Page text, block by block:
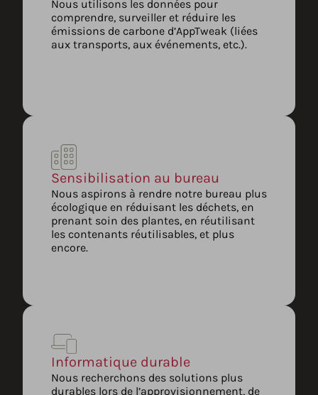
Nous utilisons les données pour
comprendre, surveiller et réduire les
émissions de carbone d’AppTweak (liées
aux transports, aux événements, etc.).
Sensibilisation au bureau
Nous aspirons à rendre notre bureau plus
écologique en réduisant les déchets, en
prenant soin des plantes, en réutilisant
les contenants réutilisables, et plus
encore.
Informatique durable
Nous recherchons des solutions plus
durables lors de l’approvisionnement, de